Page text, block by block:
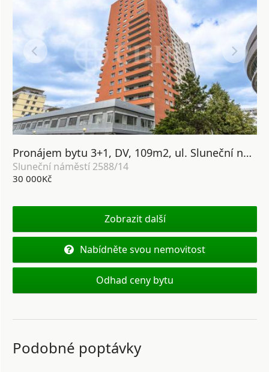
Pronájem bytu 3+1, DV, 109m2, ul. Sluneční náměstí 2588/14, Praha 5 - Hůrka
Sluneční náměstí 2588/14
30 000Kč
Zobrazit další
Nabídněte svou nemovitost
Odhad ceny bytu
Podobné poptávky